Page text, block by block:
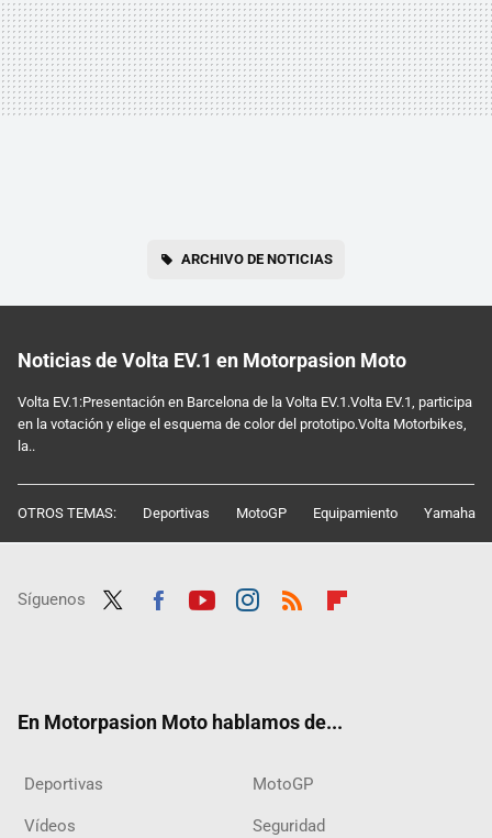
ARCHIVO DE NOTICIAS
Noticias de Volta EV.1 en Motorpasion Moto
Volta EV.1:Presentación en Barcelona de la Volta EV.1.Volta EV.1, participa
en la votación y elige el esquema de color del prototipo.Volta Motorbikes,
la..
OTROS TEMAS: Deportivas MotoGP Equipamiento Yamaha
Síguenos
En Motorpasion Moto hablamos de...
Deportivas MotoGP
Vídeos Seguridad